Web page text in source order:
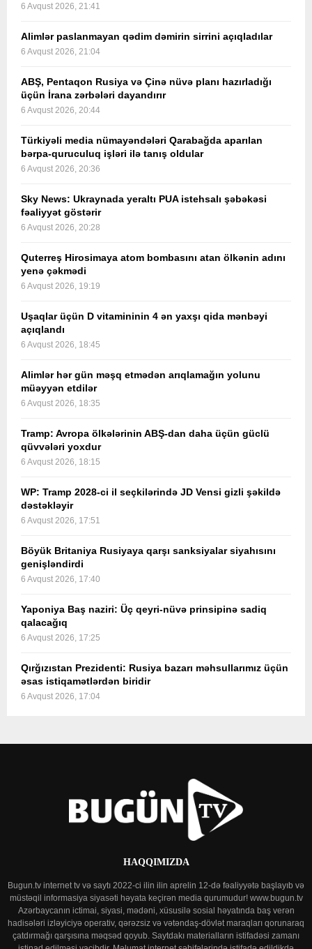
6 Avqust 2026, 21:41
Alimlər paslanmayan qədim dəmirin sirrini açıqladılar
6 Avqust 2026, 21:04
ABŞ, Pentaqon Rusiya və Çinə nüvə planı hazırladığı
üçün İrana zərbələri dayandırır
6 Avqust 2026, 20:44
Türkiyəli media nümayəndələri Qarabağda aparılan
bərpa-quruculuq işləri ilə tanış oldular
6 Avqust 2026, 20:36
Sky News: Ukraynada yeraltı PUA istehsalı şəbəkəsi
fəaliyyət göstərir
6 Avqust 2026, 20:28
Quterreş Hirosimaya atom bombasını atan ölkənin adını
yenə çəkmədi
6 Avqust 2026, 19:19
Uşaqlar üçün D vitamininin 4 ən yaxşı qida mənbəyi
açıqlandı
6 Avqust 2026, 18:45
Alimlər hər gün məşq etmədən arıqlamağın yolunu
müəyyən etdilər
6 Avqust 2026, 18:35
Tramp: Avropa ölkələrinin ABŞ-dan daha üçün güclü
qüvvələri yoxdur
6 Avqust 2026, 18:15
WP: Tramp 2028-ci il seçkilərində JD Vensi gizli şəkildə
dəstəkləyir
6 Avqust 2026, 17:51
Böyük Britaniya Rusiyaya qarşı sanksiyalar siyahısını
genişləndirdi
6 Avqust 2026, 17:40
Yaponiya Baş naziri: Üç qeyri-nüvə prinsipinə sadiq
qalacağıq
6 Avqust 2026, 17:25
Qırğızıstan Prezidenti: Rusiya bazarı məhsullarımız üçün
əsas istiqamətlərdən biridir
6 Avqust 2026, 17:04
HAQQIMIZDA
Bugun.tv internet tv və saytı 2022-ci ilin ilin aprelin 12-də fəaliyyətə başlayıb və
müstəqil informasiya siyasəti həyata keçirən media qurumudur! www.bugun.tv
Azərbaycanın ictimai, siyasi, mədəni, xüsusilə sosial həyatında baş verən
hadisələri izləyiciyə operativ, qərəzsiz və vətəndaş-dövlət maraqları qorunaraq
çatdırmağı qarşısına məqsəd qoyub. Saytdakı materialların istifadəsi zamanı